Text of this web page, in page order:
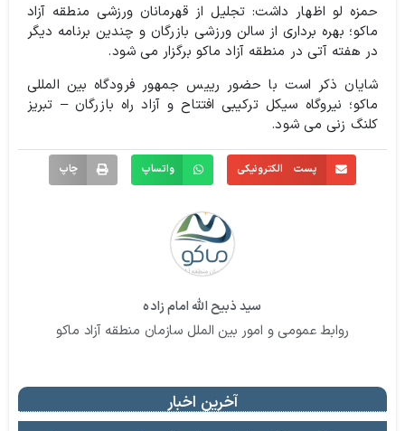
حمزه لو اظهار داشت: تجلیل از قهرمانان ورزشی منطقه آزاد
ماکو؛ بهره برداری از سالن ورزشی بازرگان و چندین برنامه دیگر
در هفته آتی در منطقه آزاد ماکو برگزار می شود.
شایان ذکر است با حضور رییس جمهور فرودگاه بین المللی
ماکو؛ نیروگاه سیکل ترکیبی افتتاح و آزاد راه بازرگان – تبریز
کلنگ زنی می شود.
پست الکترونیکی واتساپ چاپ
سید ذبیح الله امام زاده
روابط عمومی و امور بین الملل سازمان منطقه آزاد ماکو
آخرین اخبار